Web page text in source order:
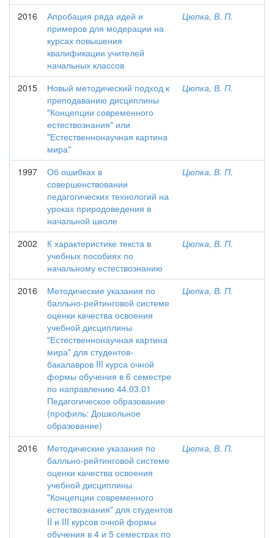
2016
Апробация ряда идей и
примеров для модерации на
курсах повышения
квалификации учителей
начальных классов
Цюпка, В. П.
2015
Новый методический подход к
преподаванию дисциплины
"Концепции современного
естествознания" или
"Естественнонаучная картина
мира"
Цюпка, В. П.
1997
Об ошибках в
совершенствовании
педагогических технологий на
уроках природоведения в
начальной школе
Цюпка, В. П.
2002
К характеристике текста в
учебных пособиях по
начальному естествознанию
Цюпка, В. П.
2016
Методические указания по
балльно-рейтинговой системе
оценки качества освоения
учебной дисциплины
"Естественнонаучная картина
мира" для студентов-
бакалавров III курса очной
формы обучения в 6 семестре
по направлению 44.03.01
Педагогическое образование
(профиль: Дошкольное
образование)
Цюпка, В. П.
2016
Методические указания по
балльно-рейтинговой системе
оценки качества освоения
учебной дисциплины
"Концепции современного
естествознания" для студентов
II и III курсов очной формы
обучения в 4 и 5 семестрах по
Цюпка, В. П.